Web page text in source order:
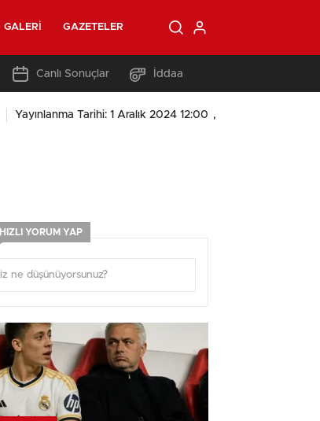
GALERI GAZETELER
Canlı Sonuçlar İddaa
,
Yayınlanma Tarihi: 1 Aralık 2024 12:00
HIZLI YORUM YAP